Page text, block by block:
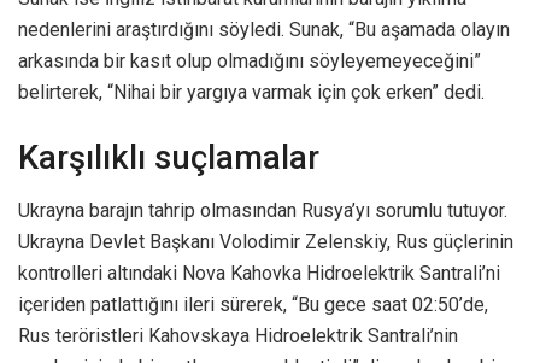
nedenlerini araştırdığını söyledi. Sunak, “Bu aşamada olayın
arkasında bir kasıt olup olmadığını söyleyemeyeceğini”
belirterek, “Nihai bir yargıya varmak için çok erken” dedi.
Karşılıklı suçlamalar
Ukrayna barajın tahrip olmasından Rusya’yı sorumlu tutuyor.
Ukrayna Devlet Başkanı Volodimir Zelenskiy, Rus güçlerinin
kontrolleri altındaki Nova Kahovka Hidroelektrik Santrali’ni
içeriden patlattığını ileri sürerek, “Bu gece saat 02:50’de,
Rus teröristleri Kahovskaya Hidroelektrik Santrali’nin